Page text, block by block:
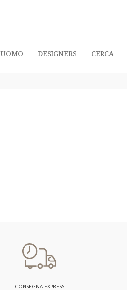
UOMO DESIGNERS CERCA
CONSEGNA EXPRESS